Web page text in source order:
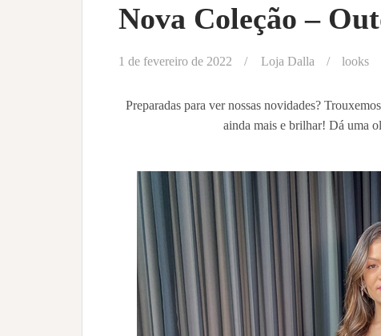
Nova Coleção –
1 de fevereiro de 2022 Loja Dalla looks
Preparadas para ver nossas novidades?
ainda mais e brilhar! Dá uma